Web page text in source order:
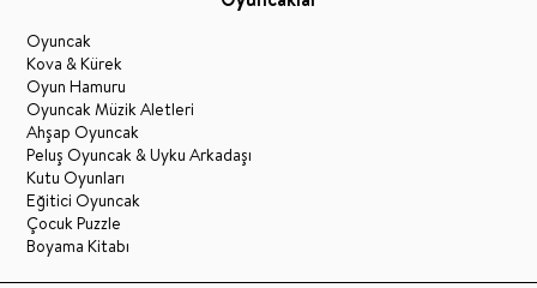
Oyuncak
Kova & Kürek
Oyun Hamuru
Oyuncak Müzik Aletleri
Ahşap Oyuncak
Peluş Oyuncak & Uyku Arkadaşı
Kutu Oyunları
Eğitici Oyuncak
Çocuk Puzzle
Boyama Kitabı